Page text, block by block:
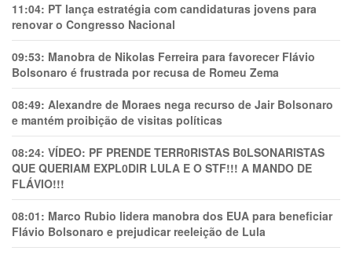
11:04: PT lança estratégia com candidaturas jovens para
renovar o Congresso Nacional
09:53: Manobra de Nikolas Ferreira para favorecer Flávio
Bolsonaro é frustrada por recusa de Romeu Zema
08:49: Alexandre de Moraes nega recurso de Jair Bolsonaro
e mantém proibição de visitas políticas
08:24: VÍDEO: PF PRENDE TERR0RlSTAS B0LSONARlSTAS
QUE QUERIAM EXPL0DlR LULA E O STF!!! A MANDO DE
FLÁVIO!!!
08:01: Marco Rubio lidera manobra dos EUA para beneficiar
Flávio Bolsonaro e prejudicar reeleição de Lula